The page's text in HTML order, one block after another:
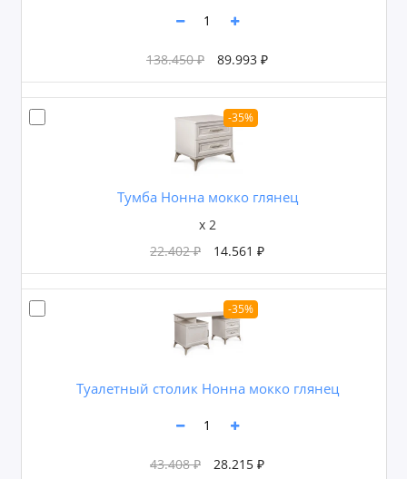
138.450 ₽ 89.993 ₽
-35%
Тумба Нонна мокко глянец
x 2
22.402 ₽
14.561 ₽
-35%
Туалетный столик Нонна мокко глянец
43.408 ₽ 28.215 ₽